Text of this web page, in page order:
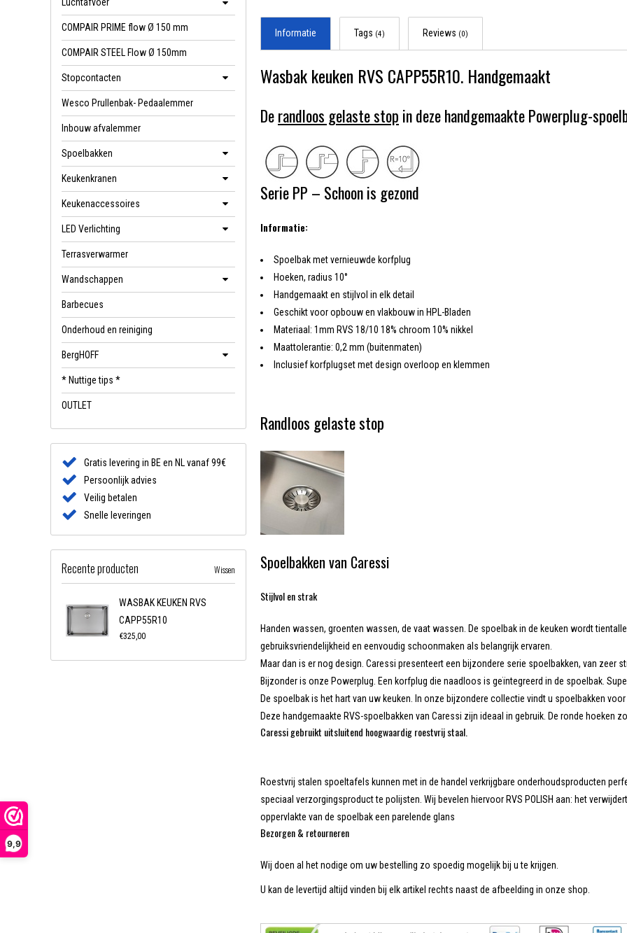
9,9
Informatie Tags (4) Reviews (0)
Wasbak keuken RVS CAPP55R10. Handgemaakt
Derandloos gelaste stop in deze handgemaakte Powerplug-
Serie PP – Schoon is gezond
Informatie:
Spoelbak met vernieuwde korfplug
Hoeken, radius 10°
Handgemaakt en stijlvol in elk detail
Geschikt voor opbouw en vlakbouw in HPL-Bladen
Materiaal: 1mm RVS 18/10 18% chroom 10% nikkel
Maattolerantie: 0,2 mm (buitenmaten)
Inclusief korfplugset met design overloop en klemmen
Randloos gelaste stop
Spoelbakken van Caressi
Stijlvol en strak
Handen wassen, groenten wassen, de vaat wassen. De spoelbak in de keuken wordt
gebruiksvriendelijkheid en eenvoudig schoonmaken als belangrijk ervaren.
Maar dan is er nog design. Caressi presenteert een bijzondere serie spoelbakken, van zeer
Bijzonder is onze Powerplug. Een korfplug die naadloos is geïntegreerd in de spoelbak.
De spoelbak is het hart van uw keuken. In onze bijzondere collectie vindt u spoelbakken
Deze handgemaakte RVS-spoelbakken van Caressi zijn ideaal in gebruik. De ronde hoeken
Caressi gebruikt uitsluitend hoogwaardig roestvrij staal.
Roestvrij stalen spoeltafels kunnen met in de handel verkrijgbare onderhoudsproducten
speciaal verzorgingsproduct te polijsten. Wij bevelen hiervoor RVS POLISH aan: het
oppervlakte van de spoelbak een parelende glans
Bezorgen & retourneren
Wij doen al het nodige om uw bestelling zo spoedig mogelijk bij u te krijgen.
U kan de levertijd altijd vinden bij elk artikel rechts naast de afbeelding in onze shop.
COMPAIR PRIME flow Ø 150 mm
COMPAIR STEEL Flow Ø 150mm
Stopcontacten
Wesco Prullenbak- Pedaalemmer
Inbouw afvalemmer
Spoelbakken
Keukenkranen
Keukenaccessoires
LED Verlichting
Terrasverwarmer
Wandschappen
Barbecues
Onderhoud en reiniging
BergHOFF
* Nuttige tips *
OUTLET
Gratis levering in BE en NL vanaf 99€
Persoonlijk advies
Veilig betalen
Snelle leveringen
Recente producten Wissen
WASBAK KEUKEN RVS
CAPP55R10
€325,00